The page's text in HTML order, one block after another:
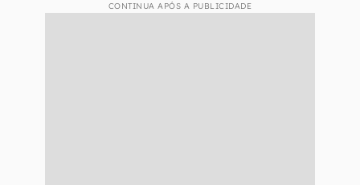
CONTINUA APÓS A PUBLICIDADE